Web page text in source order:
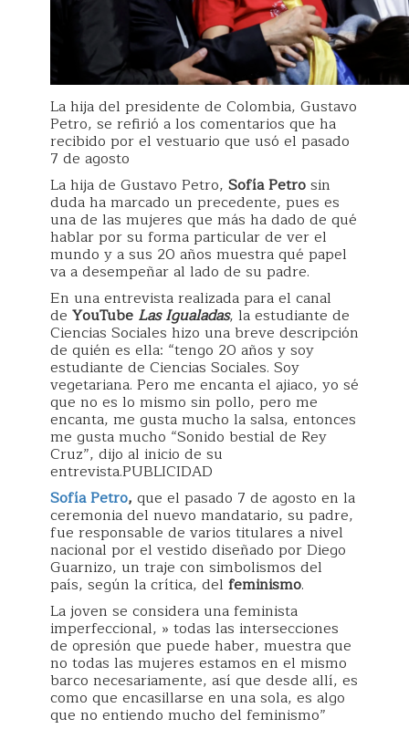
La hija del presidente de Colombia, Gustavo
Petro, se refirió a los comentarios que ha
recibido por el vestuario que usó el pasado
7 de agosto
La hija de Gustavo Petro, Sofía Petrosin
duda ha marcado un precedente, pues es
una de las mujeres que más ha dado de qué
hablar por su forma particular de ver el
mundo y a sus 20 años muestra qué papel
va a desempeñar al lado de su padre.
En una entrevista realizada para el canal
de YouTube Las Igualadas, la estudiante de
Ciencias Sociales hizo una breve descripción
de quién es ella: “tengo 20 años y soy
estudiante de Ciencias Sociales. Soy
vegetariana. Pero me encanta el ajiaco, yo sé
que no es lo mismo sin pollo, pero me
encanta, me gusta mucho la salsa, entonces
me gusta mucho “Sonido bestial de Rey
Cruz”, dijo al inicio de su
entrevista.PUBLICIDAD
Sofía Petro, que el pasado 7 de agosto en la
ceremonia del nuevo mandatario, su padre,
fue responsable de varios titulares a nivel
nacional por el vestido diseñado por Diego
Guarnizo, un traje con simbolismos del
país, según la crítica, del feminismo.
La joven se considera una feminista
imperfeccional, » todas las intersecciones
de opresión que puede haber, muestra que
no todas las mujeres estamos en el mismo
barco necesariamente, así que desde allí, es
como que encasillarse en una sola, es algo
que no entiendo mucho del feminismo”